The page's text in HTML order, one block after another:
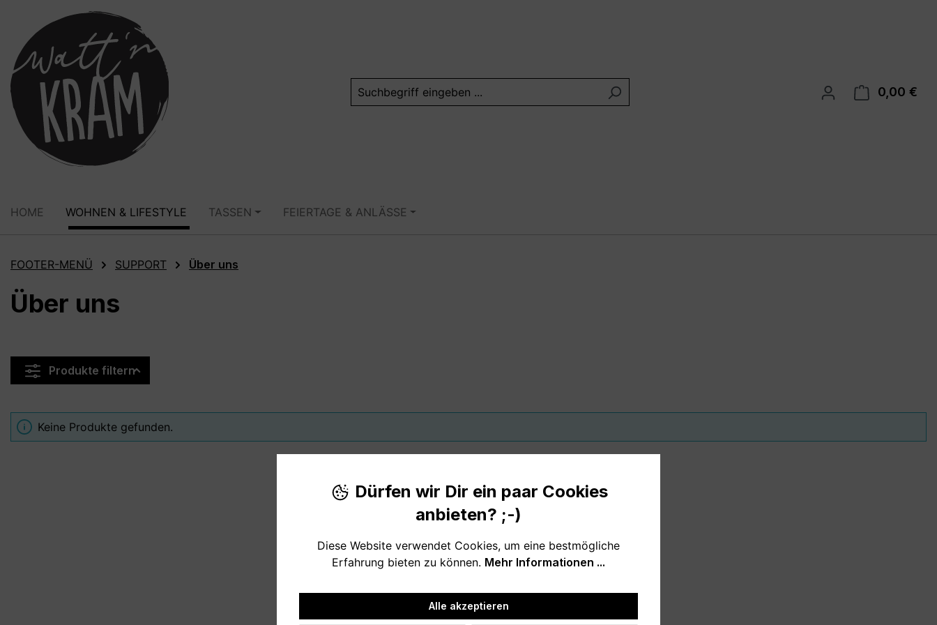
Zur Hauptnavigation springen
0,00 €
HOME WOHNEN & LIFESTYLE TASSEN FEIERTAGE & ANLÄSSE
FOOTER-MENÜ SUPPORT Über uns
Über uns
Produkte filtern
Keine Produkte gefunden.
Dürfen wir Dir ein paar Cookies
anbieten? ;-)
Diese Website verwendet Cookies, um eine bestmögliche
Erfahrung bieten zu können. Mehr Informationen ...
Alle akzeptieren